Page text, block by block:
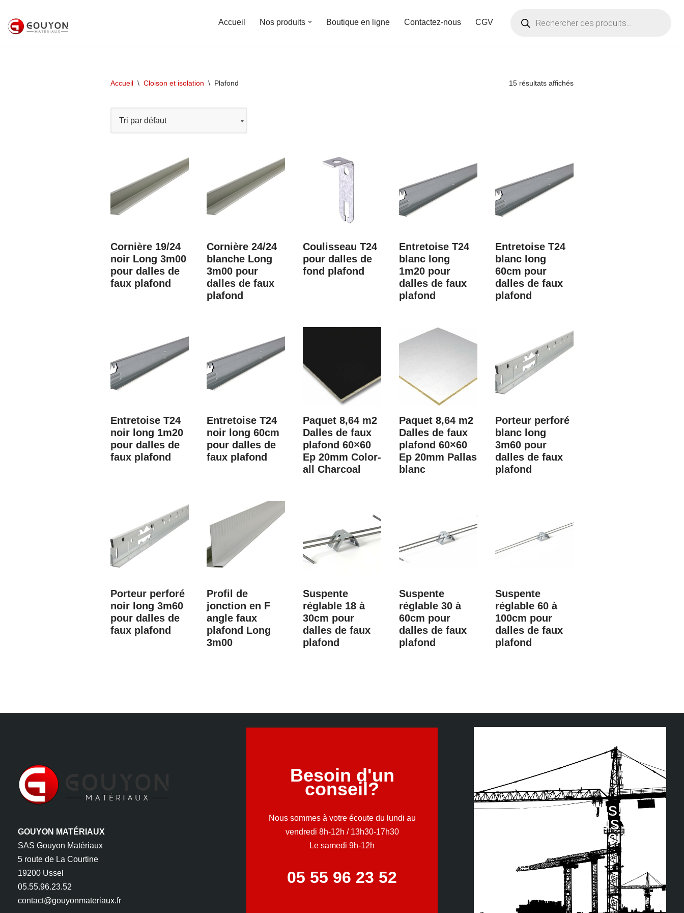
Aller
Accueil Nos produits Boutique en ligne Contactez-nous CGV
Accueil \ Cloison et isolation \ Plafond 15 résultats affichés
Cornière 19/24
noir Long 3m00
pour dalles de
faux plafond
Cornière 24/24
blanche Long
3m00 pour
dalles de faux
plafond
Coulisseau T24
pour dalles de
fond plafond
Entretoise T24
blanc long
1m20 pour
dalles de faux
plafond
Entretoise T24
blanc long
60cm pour
dalles de faux
plafond
Entretoise T24
noir long 1m20
pour dalles de
faux plafond
Entretoise T24
noir long 60cm
pour dalles de
faux plafond
Paquet 8,64 m2
Dalles de faux
plafond 60×60
Ep 20mm Color-
all Charcoal
Paquet 8,64 m2
Dalles de faux
plafond 60×60
Ep 20mm Pallas
blanc
Porteur perforé
blanc long
3m60 pour
dalles de faux
plafond
Porteur perforé
noir long 3m60
pour dalles de
faux plafond
Profil de
jonction en F
angle faux
plafond Long
3m00
Suspente
réglable 18 à
30cm pour
dalles de faux
plafond
Suspente
réglable 30 à
60cm pour
dalles de faux
plafond
Suspente
réglable 60 à
100cm pour
dalles de faux
plafond
GOUYON MATÉRIAUX
SAS Gouyon Matériaux
5 route de La Courtine
19200 Ussel
05.55.96.23.52
contact@gouyonmateriaux.fr
Besoin d'un
conseil?
Nous sommes à votre écoute du lundi au
vendredi 8h-12h / 13h30-17h30
Le samedi 9h-12h
05 55 96 23 52
Suivez nous!
Retrouvez-nous sur
les réseaux sociaux